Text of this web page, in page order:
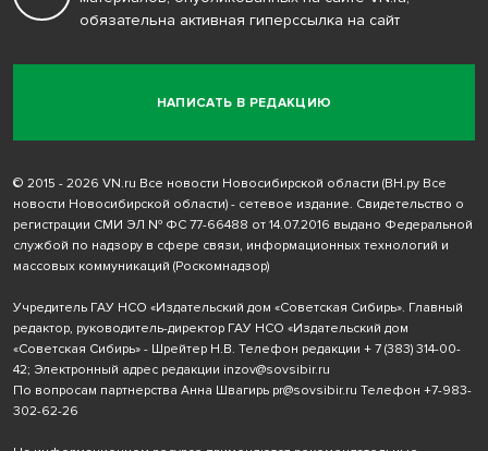
НАПИСАТЬ В РЕДАКЦИЮ
обязательна активная гиперссылка на сайт
© 2015 - 2026 VN.ru Все новости Новосибирской области (ВН.ру Все
новости Новосибирской области) - сетевое издание. Свидетельство о
регистрации СМИ ЭЛ № ФС 77-66488 от 14.07.2016 выдано Федеральной
службой по надзору в сфере связи, информационных технологий и
массовых коммуникаций (Роскомнадзор)
Учредитель ГАУ НСО «Издательский дом «Советская Сибирь». Главный
редактор, руководитель-директор ГАУ НСО «Издательский дом
«Советская Сибирь» - Шрейтер Н.В. Телефон редакции + 7 (383) 314-00-
42; Электронный адрес редакции inzov@sovsibir.ru
По вопросам партнерства Анна Швагирь pr@sovsibir.ru Телефон +7-983-
302-62-26